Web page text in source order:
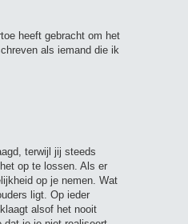
heeft gebracht om het
als iemand die ik
terwijl jij steeds
op te lossen. Als er
op je nemen. Wat
ligt. Op ieder
alsof het nooit